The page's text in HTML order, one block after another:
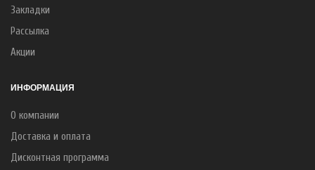
Закладки
Рассылка
Акции
ИНФОРМАЦИЯ
О компании
Доставка и оплата
Дисконтная программа